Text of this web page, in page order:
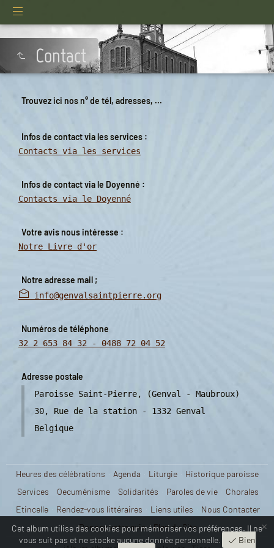
Contact
Trouvez ici nos n° de tél, adresses, ...
Infos de contact via les services :
Contacts via les services
Infos de contact via le Doyenné :
Contacts via le Doyenné
Votre avis nous intéresse :
Notre Livre d'or
Notre adresse mail ;
info@genvalsaintpierre.org
Numéros de téléphone
32 2 653 84 32 - 0488 72 04 52
Adresse postale
Paroisse Saint-Pierre, (Genval - Maubroux)
30, Rue de la station - 1332 Genval
Belgique
Heures des célébrations Agenda Liturgie
Historique paroisse
Services
Oecuménisme Solidarités Paroles de vie
Chorales
Etincelle
Rendez-vous littéraires Liens utiles
Nous Contacter
Donnez votre avis
Plan du Site ×
Cet album utilise des cookies pour mémoriser vos préférences. Il ne
vous suit pas et ne stocke aucune donnée personnelle.
Bien